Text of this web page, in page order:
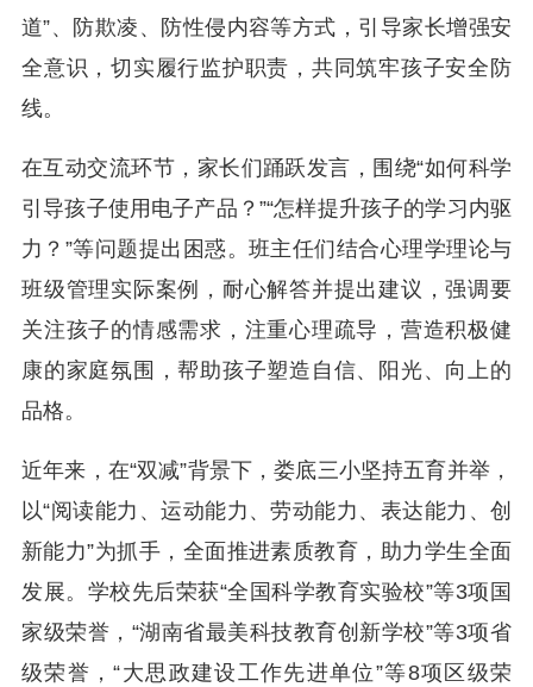
道”、防欺凌、防性侵内容等方式，引导家长增强安
全意识，切实履行监护职责，共同筑牢孩子安全防
线。
在互动交流环节，家长们踊跃发言，围绕“如何科学
引导孩子使用电子产品？”“怎样提升孩子的学习内驱
力？”等问题提出困惑。班主任们结合心理学理论与
班级管理实际案例，耐心解答并提出建议，强调要
关注孩子的情感需求，注重心理疏导，营造积极健
康的家庭氛围，帮助孩子塑造自信、阳光、向上的
品格。
近年来，在“双减”背景下，娄底三小坚持五育并举，
以“阅读能力、运动能力、劳动能力、表达能力、创
新能力”为抓手，全面推进素质教育，助力学生全面
发展。学校先后荣获“全国科学教育实验校”等3项国
家级荣誉，“湖南省最美科技教育创新学校”等3项省
级荣誉，“大思政建设工作先进单位”等8项区级荣